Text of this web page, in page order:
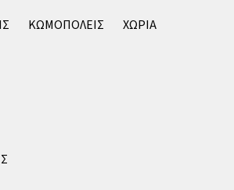
ΚΩΜΟΠΟΛΕΙΣ
ΧΩΡΙΑ